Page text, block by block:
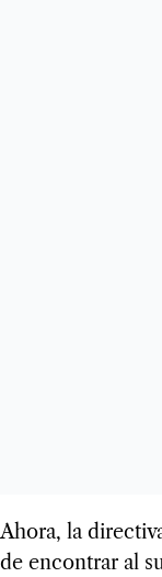
Ahora, la
de encontrar al